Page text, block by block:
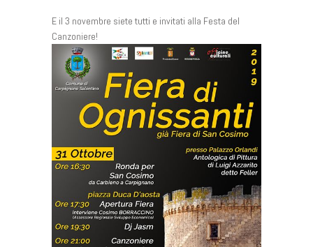
E il 3 novembre siete tutti e invitati alla Festa del
Canzoniere!